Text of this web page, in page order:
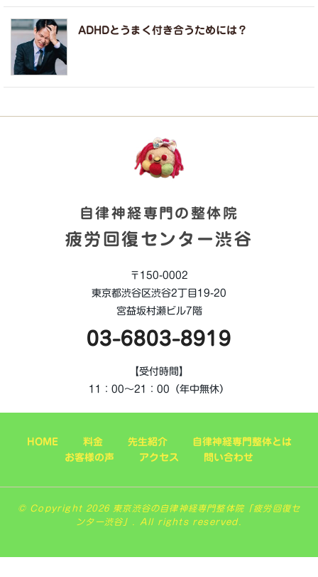
ADHDとうまく付き合うためには？
自律神経専門の整体院
疲労回復センター渋谷
〒150-0002
東京都渋谷区渋谷2丁目19-20
宮益坂村瀬ビル7階
03-6803-8919
【受付時間】
11：00～21：00（年中無休）
HOME 料金 先生紹介
自律神経専門整体とは
お客様の声
アクセス 問い合わせ
© Copyright 2026 東京渋谷の自律神経専門整体院「疲労回復セ
ンター渋谷」. All rights reserved.